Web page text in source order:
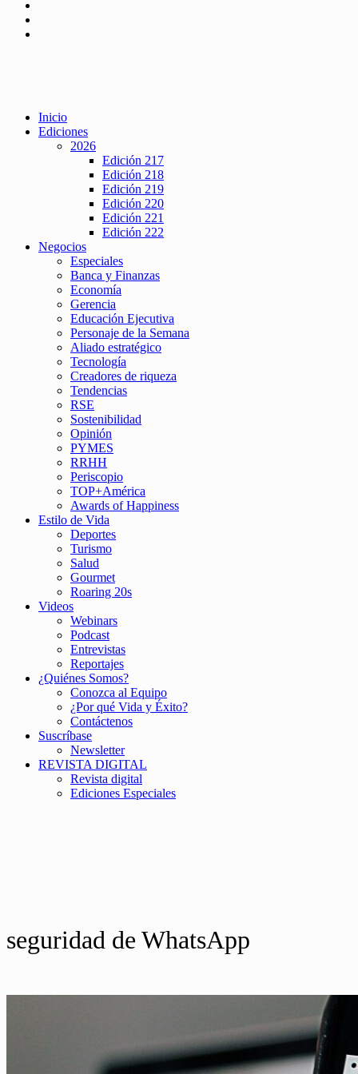
Inicio
Ediciones
2026
Edición 217
Edición 218
Edición 219
Edición 220
Edición 221
Edición 222
Negocios
Especiales
Banca y Finanzas
Economía
Gerencia
Educación Ejecutiva
Personaje de la Semana
Aliado estratégico
Tecnología
Creadores de riqueza
Tendencias
RSE
Sostenibilidad
Opinión
PYMES
RRHH
Periscopio
TOP+América
Awards of Happiness
Estilo de Vida
Deportes
Turismo
Salud
Gourmet
Roaring 20s
Videos
Webinars
Podcast
Entrevistas
Reportajes
¿Quiénes Somos?
Conozca al Equipo
¿Por qué Vida y Éxito?
Contáctenos
Suscríbase
Newsletter
REVISTA DIGITAL
Revista digital
Ediciones Especiales
seguridad de WhatsApp